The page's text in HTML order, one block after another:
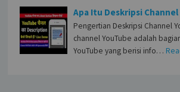
Apa Itu Deskripsi
Pengertian Deskripsi Channel
channel YouTube adalah
YouTube yang berisi info…